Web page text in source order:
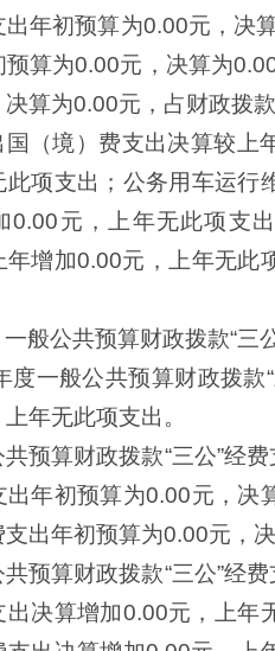
年初预算为0.00元，决
预算为0.00元，决算为
算为0.00元，占财政拨
国（境）费支出决算较上
此项支出；公务用车运行
0.00元，上年无此项支
年增加0.00元，上年无此
一般公共预算财政拨款“三
度一般公共预算财政拨
年无此项支出。
共预算财政拨款“三公”经
出年初预算为0.00元，决
出年初预算为0.00元，
共预算财政拨款“三公”经
出决算增加0.00元，上年